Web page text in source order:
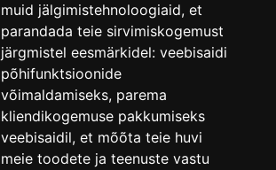
muid jälgimistehnoloogiaid, et
parandada teie sirvimiskogemust
järgmistel eesmärkidel: veebisaidi
põhifunktsioonide
võimaldamiseks, parema
kliendikogemuse pakkumiseks
veebisaidil, et mõõta teie huvi
meie toodete ja teenuste vastu
Tallinna Linnamuuseum
Vene 17